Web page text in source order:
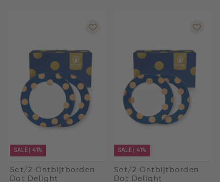
SALE | 41%
Set/2 Ontbijtborden
Dot Delight
SALE | 41%
Set/2 Ontbijtborden
Dot Delight